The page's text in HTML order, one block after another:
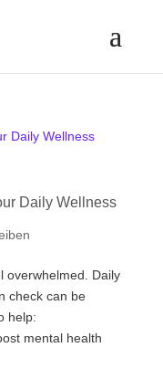
Daily Wellness
overwhelmed. Daily
check can be
help:
mental health